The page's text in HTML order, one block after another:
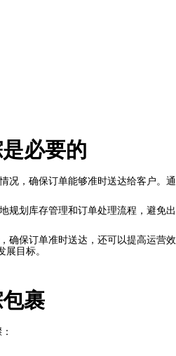
必要的
，确保订单能够准时送达给客户。
划库存管理和订单处理流程，避免
保订单准时送达，还可以提高运营
目标。
裹